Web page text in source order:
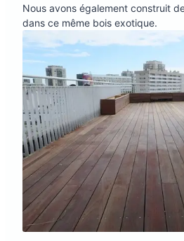
Nous avons également construit
dans ce même bois exotique.